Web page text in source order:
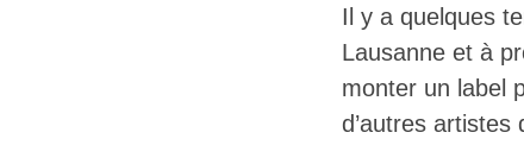
Il y a quelques
Lausanne et à
monter un label
d’autres artistes